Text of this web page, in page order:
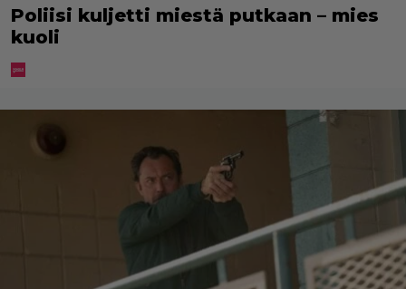
Poliisi kuljetti miestä putkaan – mies
kuoli